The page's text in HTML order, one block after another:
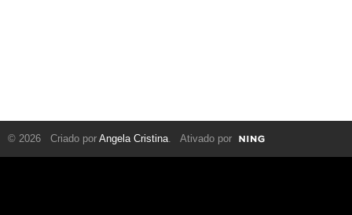
© 2026 Criado por Angela Cristina . Ativado por